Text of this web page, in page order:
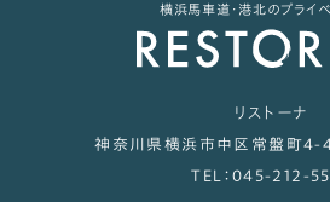
横浜馬車道・港北のプライ
リストーナ
神奈川県横浜市中区常盤町4-
TEL： 045-212-